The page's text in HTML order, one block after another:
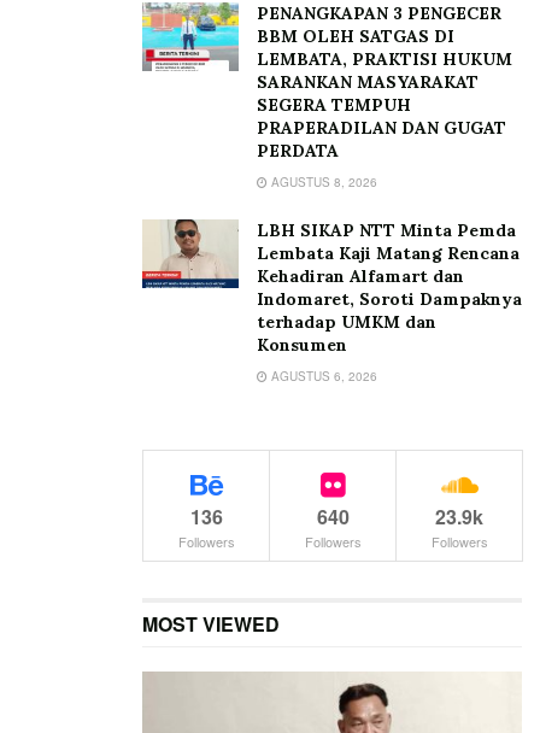
PENANGKAPAN 3 PENGECER
BBM OLEH SATGAS DI
LEMBATA, PRAKTISI HUKUM
SARANKAN MASYARAKAT
SEGERA TEMPUH
PRAPERADILAN DAN GUGAT
PERDATA
AGUSTUS 8, 2026
LBH SIKAP NTT Minta Pemda
Lembata Kaji Matang Rencana
Kehadiran Alfamart dan
Indomaret, Soroti Dampaknya
terhadap UMKM dan
Konsumen
AGUSTUS 6, 2026
136
Followers
640
Followers
23.9k
Followers
MOST VIEWED